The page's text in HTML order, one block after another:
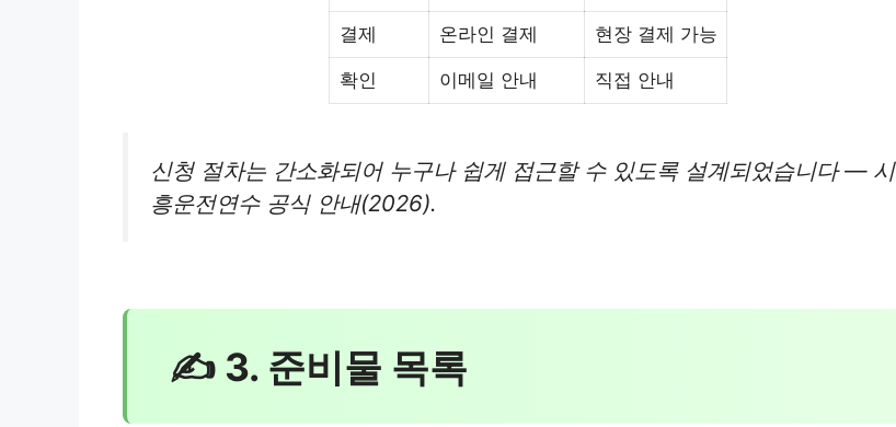
결제 온라인 결제 현장 결제 가능
확인 이메일 안내 직접 안내
신청 절차는 간소화되어 누구나 쉽게 접근할 수 있도록 설계되었습니다 — 시
흥운전연수 공식 안내(2026).
✍ 3. 준비물 목록